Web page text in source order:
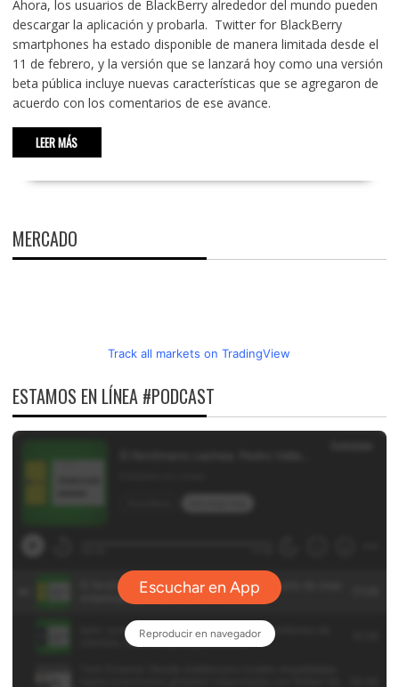
Ahora, los usuarios de BlackBerry alrededor del mundo pueden
descargar la aplicación y probarla. Twitter for BlackBerry
smartphones ha estado disponible de manera limitada desde el
11 de febrero, y la versión que se lanzará hoy como una versión
beta pública incluye nuevas características que se agregaron de
acuerdo con los comentarios de ese avance.
LEER MÁS
MERCADO
Track all markets on TradingView
ESTAMOS EN LÍNEA #PODCAST